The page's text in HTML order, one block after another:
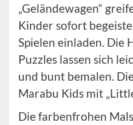
„Geländewagen“
Kinder sofort
Spielen einladen. Die
Puzzles lassen sich
und bunt bemalen.
Marabu Kids mit
Die farbenfrohen